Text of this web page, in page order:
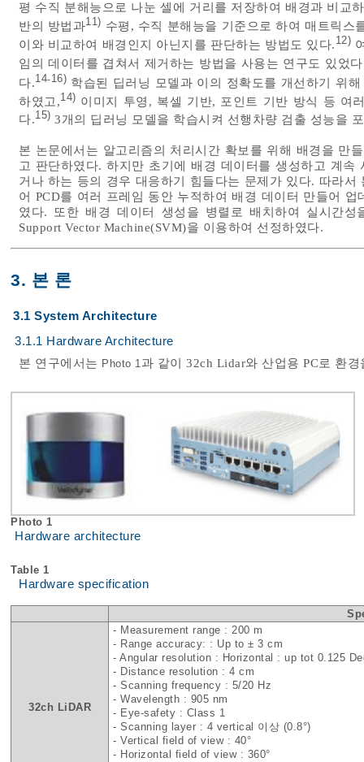
평 수직 분해능으로 나눈 셀에 거리를 저장하여 배경과 비교
반의 방법과11) 수평, 수직 분해능을 기준으로 하여 매트릭
이와 비교하여 배경인지 아닌지를 판단하는 방법도 있다. 12)
임의 데이터를 겹쳐서 제거하는 방법을 사용는 연구도 있었
다.14-16) 학습된 딥러닝 모델과 이의 정확도를 개선하기 위
하였고,14) 이미지 투영, 복셀 기반, 포인트 기반 방식 등 여
다.15) 3개의 딥러닝 모델을 학습시켜 선행차량 검출 성능을
본 논문에서는 알고리즘의 처리시간 확보를 위해 배경을 만
고 판단하였다. 하지만 초기에 배경 데이터를 생성하고 계
거나 하는 등의 경우 대응하기 힘들다는 문제가 있다. 따라
어 PCD를 여러 프레임 동안 누적하여 배경 데이터 만들어
였다. 또한 배경 데이터 생성을 병렬로 배치하여 실시간
Support Vector Machine(SVM)을 이용하여 선정하였다.
3. 본 론
3.1 System Architecture
3.1.1 Hardware Architecture
본 연구에서는 Photo 1과 같이 32ch Lidar와 산업용 PC로 환
Photo 1
Hardware architecture
Table 1
Hardware specification
32ch LiDAR
- Measurement range : 200 m
- Range accuracy: : Up to ± 3 cm
- Angular resolution : Horizontal : up tot 0.125
- Distance resolution : 4 cm
- Scanning frequency : 5/20 Hz
- Wavelength : 905 nm
- Eye-safety : Class 1
- Scanning layer : 4 vertical 이상 (0.8°)
- Vertical field of view : 40°
- Horizontal field of view : 360°